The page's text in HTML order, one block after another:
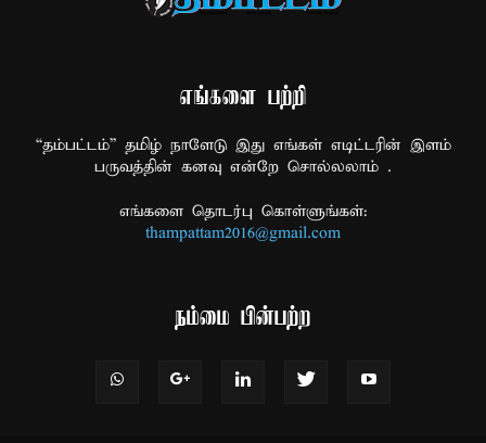
எங்களை பற்றி
“தம்பட்டம்” தமிழ் நாளேடு இது எங்கள் எடிட்டரின் இளம்
பருவத்தின் கனவு என்றே சொல்லலாம் .
எங்களை தொடர்பு கொள்ளுங்கள்:
thampattam2016@gmail.com
நம்மை பின்பற்ற